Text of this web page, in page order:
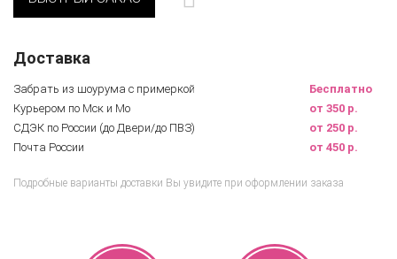
Доставка
Забрать из шоурума с примеркой
Бесплатно
Курьером по Мск и Мо
от 350 р.
СДЭК по России (до Двери/до ПВЗ)
от 250 р.
Почта России
от 450 р.
Подробные варианты доставки Вы увидите при оформлении заказа